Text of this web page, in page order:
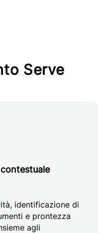
Serve
identificazione di
e prontezza
agli